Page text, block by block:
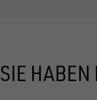
SIE HABEN